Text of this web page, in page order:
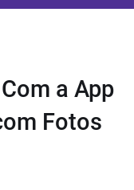
a App
Fotos